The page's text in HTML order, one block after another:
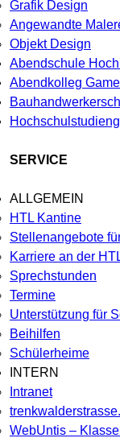
Grafik Design
Angewandte
Objekt Design
Abendschule
Abendkolleg
SERVICE
ALLGEMEIN
HTL Kantine
Stellenangebote
Karriere an der
Sprechstunden
Termine
Unterstützung für
Beihilfen
Schülerheime
INTERN
Intranet
WebUntis –